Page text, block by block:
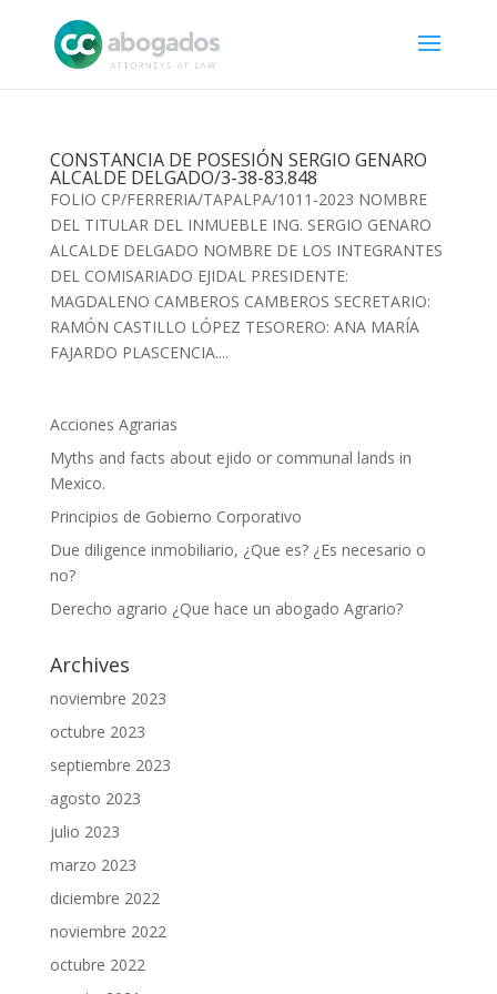
CONSTANCIA DE POSESIÓN SERGIO GENARO
ALCALDE DELGADO/3-38-83.848
FOLIO CP/FERRERIA/TAPALPA/1011-2023 NOMBRE
DEL TITULAR DEL INMUEBLE ING. SERGIO GENARO
ALCALDE DELGADO NOMBRE DE LOS INTEGRANTES
DEL COMISARIADO EJIDAL PRESIDENTE:
MAGDALENO CAMBEROS CAMBEROS SECRETARIO:
RAMÓN CASTILLO LÓPEZ TESORERO: ANA MARÍA
FAJARDO PLASCENCIA....
Acciones Agrarias
Myths and facts about ejido or communal lands in
Mexico.
Principios de Gobierno Corporativo
Due diligence inmobiliario, ¿Que es? ¿Es necesario o
no?
Derecho agrario ¿Que hace un abogado Agrario?
Archives
noviembre 2023
octubre 2023
septiembre 2023
agosto 2023
julio 2023
marzo 2023
diciembre 2022
noviembre 2022
octubre 2022